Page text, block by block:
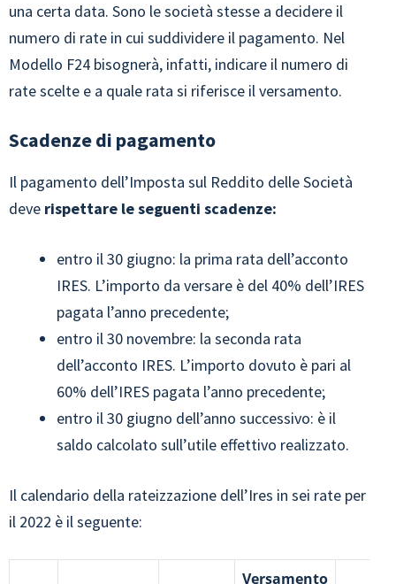
una certa data. Sono le società stesse a decidere il
numero di rate in cui suddividere il pagamento. Nel
Modello F24 bisognerà, infatti, indicare il numero di
rate scelte e a quale rata si riferisce il versamento.
Scadenze di pagamento
Il pagamento dell’Imposta sul Reddito delle Società
deve rispettare le seguenti scadenze:
entro il 30 giugno: la prima rata dell’acconto
IRES. L’importo da versare è del 40% dell’IRES
pagata l’anno precedente;
entro il 30 novembre: la seconda rata
dell’acconto IRES. L’importo dovuto è pari al
60% dell’IRES pagata l’anno precedente;
entro il 30 giugno dell’anno successivo: è il
saldo calcolato sull’utile effettivo realizzato.
Il calendario della rateizzazione dell’Ires in sei rate per
il 2022 è il seguente:
Versamento